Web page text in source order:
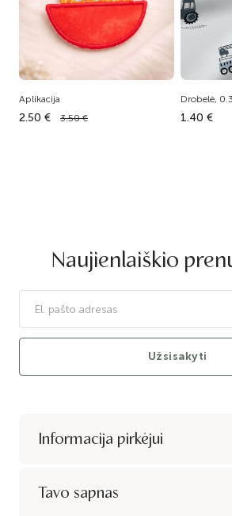
Aplikacija
2.50 € 3.50 €
Drobelė,
1.40 €
Naujienlaiškio
Užsisakyti
Informacija pirkėjui
Tavo sapnas